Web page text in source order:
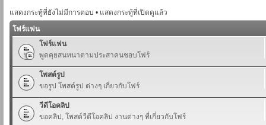
แสดงกระทู้ที่ยังไม่มีการตอบ • แสดงกระทู้ที่เปิดดูแล้ว
โฟร์แฟน
โฟร์แฟน
พูดคุยสนทนาตามประสาคนชอบโฟร์
โพสต์รูป
ขอรูป โพสต์รูป ต่างๆ เกี่ยวกับโฟร์
วีดีโอคลิป
ขอคลิป, โพสต์วีดีโอคลิป งานต่างๆ ที่เกี่ยวกับโฟร์